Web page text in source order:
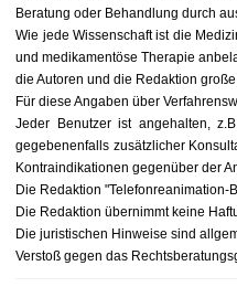
Beratung oder Behandlung durch
Wie jede Wissenschaft ist die
und medikamentöse Therapie
die Autoren und die Redaktion
Für diese Angaben über
Jeder Benutzer ist angehalten,
gegebenenfalls zusätzlicher
Kontraindikationen gegenüber der
Die Redaktion
Die Redaktion übernimmt keine
Die juristischen Hinweise sind
Verstoß gegen das